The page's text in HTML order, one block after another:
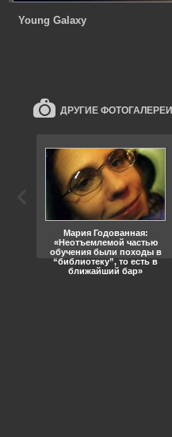
Young Galaxy
ДРУГИЕ ФОТОГАЛЕРЕИ
Мария Годованная:
«Неотъемлемой частью
обучения были походы в
“библиотеку”, то есть в
ближайший бар»